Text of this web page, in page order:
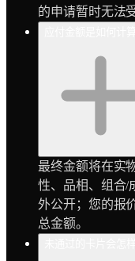
的申请暂时无法
最终金额将在实
性、品相、组合/
外公开；您的报
总金额。